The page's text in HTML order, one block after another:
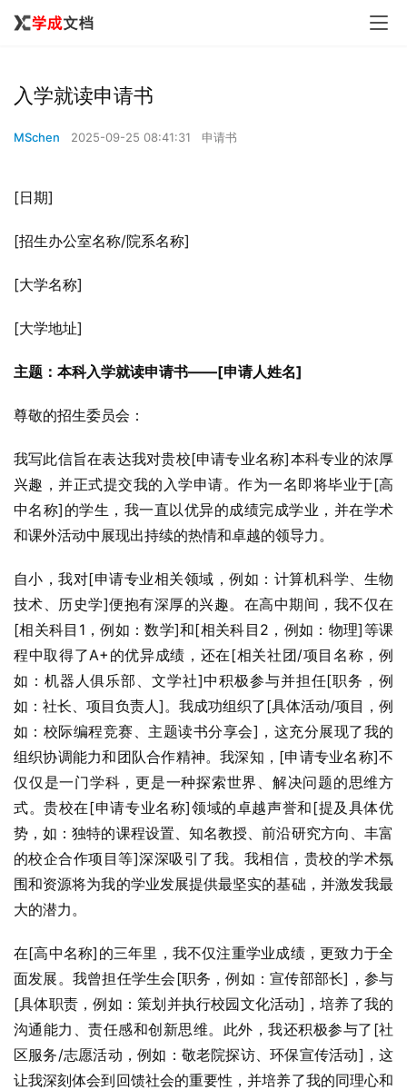
入学就读申请书
MSchen 2025-09-25 08:41:31 申请书
[日期]
[招生办公室名称/院系名称]
[大学名称]
[大学地址]
主题：本科入学就读申请书——[申请人姓名]
尊敬的招生委员会：
我写此信旨在表达我对贵校[申请专业名称]本科专业的浓厚
兴趣，并正式提交我的入学申请。作为一名即将毕业于[高
中名称]的学生，我一直以优异的成绩完成学业，并在学术
和课外活动中展现出持续的热情和卓越的领导力。
自小，我对[申请专业相关领域，例如：计算机科学、生物
技术、历史学]便抱有深厚的兴趣。在高中期间，我不仅在
[相关科目1，例如：数学]和[相关科目2，例如：物理]等课
程中取得了A+的优异成绩，还在[相关社团/项目名称，例
如：机器人俱乐部、文学社]中积极参与并担任[职务，例
如：社长、项目负责人]。我成功组织了[具体活动/项目，例
如：校际编程竞赛、主题读书分享会]，这充分展现了我的
组织协调能力和团队合作精神。我深知，[申请专业名称]不
仅仅是一门学科，更是一种探索世界、解决问题的思维方
式。贵校在[申请专业名称]领域的卓越声誉和[提及具体优
势，如：独特的课程设置、知名教授、前沿研究方向、丰富
的校企合作项目等]深深吸引了我。我相信，贵校的学术氛
围和资源将为我的学业发展提供最坚实的基础，并激发我最
大的潜力。
在[高中名称]的三年里，我不仅注重学业成绩，更致力于全
面发展。我曾担任学生会[职务，例如：宣传部部长]，参与
[具体职责，例如：策划并执行校园文化活动]，培养了我的
沟通能力、责任感和创新思维。此外，我还积极参与了[社
区服务/志愿活动，例如：敬老院探访、环保宣传活动]，这
让我深刻体会到回馈社会的重要性，并培养了我的同理心和